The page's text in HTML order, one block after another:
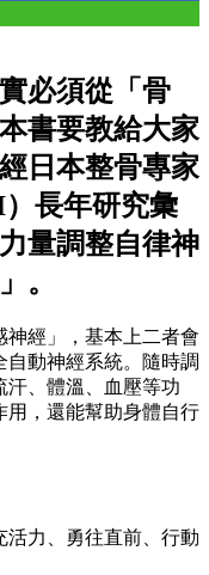
必須從「骨
書要教給大家
日本整骨專家
長年研究彙
量調整自律神
。
神經」，基本上二者會
動神經系統。隨時調
汗、體溫、血壓等功
用，還能幫助身體自行
力、勇往直前、行動